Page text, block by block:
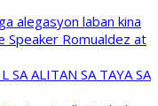
alegasyon laban kina
Speaker Romualdez at
SA ALITAN SA TAYA SA